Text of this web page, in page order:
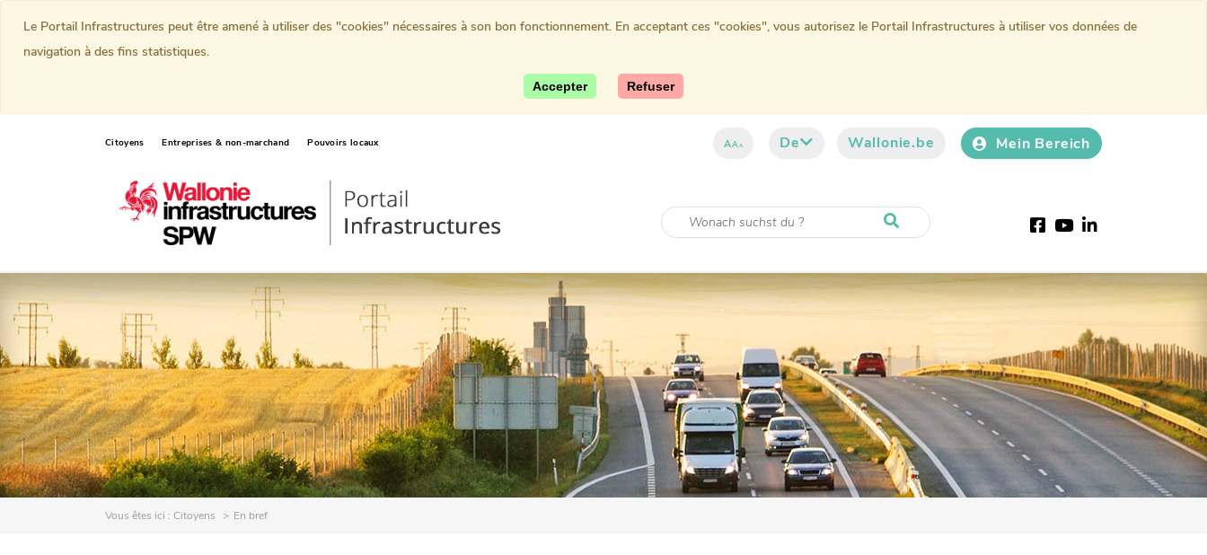
Citoyens Entreprises & non-marchand Pouvoirs locaux AAA De Wallonie.be Mein Bereich
Facebook
YoutubeLinkedIn
Vous êtes ici : Citoyens En bref
Le Portail Infrastructures peut être amené à utiliser des "cookies" nécessaires à son bon fonctionnement. En acceptant ces "cookies", vous autorisez le Portail Infrastructures à utiliser vos données de
navigation à des fins statistiques.
Accepter Refuser